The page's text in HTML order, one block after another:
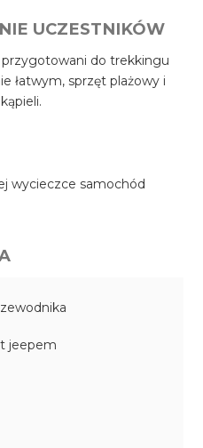
UCZESTNIKÓW
do trekkingu
łatwym, sprzęt plażowy i
wycieczce samochód
jeepem